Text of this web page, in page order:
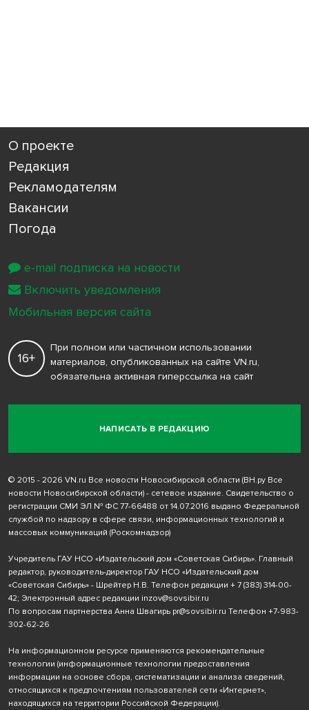
О проекте
Редакция
Рекламодателям
Вакансии
Погода
НАПИСАТЬ В РЕДАКЦИЮ
16+
При полном или частичном использовании
материалов, опубликованных на сайте VN.ru,
обязательна активная гиперссылка на сайт
© 2015 - 2026 VN.ru Все новости Новосибирской области (ВН.ру Все
новости Новосибирской области) - сетевое издание. Свидетельство о
регистрации СМИ ЭЛ № ФС 77-66488 от 14.07.2016 выдано Федеральной
службой по надзору в сфере связи, информационных технологий и
массовых коммуникаций (Роскомнадзор)
Учредитель ГАУ НСО «Издательский дом «Советская Сибирь». Главный
редактор, руководитель-директор ГАУ НСО «Издательский дом
«Советская Сибирь» - Шрейтер Н.В. Телефон редакции + 7 (383) 314-00-
42; Электронный адрес редакции inzov@sovsibir.ru
По вопросам партнерства Анна Швагирь pr@sovsibir.ru Телефон +7-983-
302-62-26
На информационном ресурсе применяются рекомендательные
технологии (информационные технологии предоставления
информации на основе сбора, систематизации и анализа сведений,
относящихся к предпочтениям пользователей сети «Интернет»,
находящихся на территории Российской Федерации).
e-mail подписка на новости
Включить уведомления
Мобильная версия сайта